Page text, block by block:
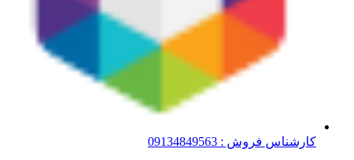
کارشناس فروش : 09134849563